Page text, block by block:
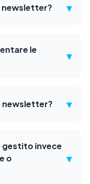
newsletter? ▾
le
▾
newsletter? ▾
gestito invece
o
▾